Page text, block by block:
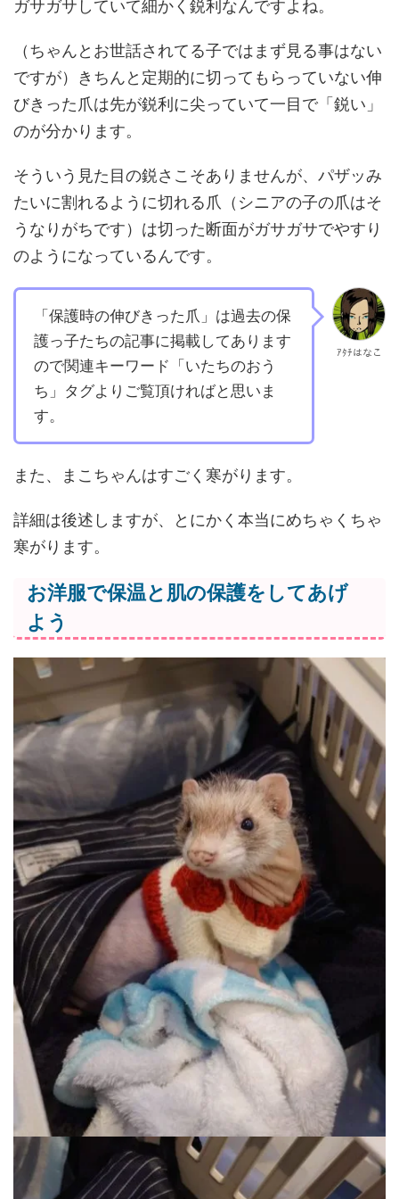
ガサガサしていて細かく鋭利なんですよね。
（ちゃんとお世話されてる子ではまず見る事はない
ですが）きちんと定期的に切ってもらっていない伸
びきった爪は先が鋭利に尖っていて一目で「鋭い」
のが分かります。
そういう見た目の鋭さこそありませんが、パザッみ
たいに割れるように切れる爪（シニアの子の爪はそ
うなりがちです）は切った断面がガサガサでやすり
のようになっているんです。
「保護時の伸びきった爪」は過去の保
護っ子たちの記事に掲載してあります
ので関連キーワード「いたちのおう
ち」タグよりご覧頂ければと思いま
す。
ｱﾀﾁはなこ
また、まこちゃんはすごく寒がります。
詳細は後述しますが、とにかく本当にめちゃくちゃ
寒がります。
お洋服で保温と肌の保護をしてあげ
よう